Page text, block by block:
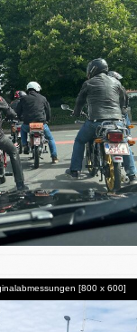
[800 x 600]